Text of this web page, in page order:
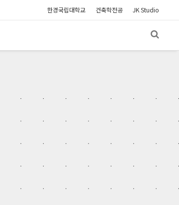
JK Studio
건축학전공
한경국립대학교